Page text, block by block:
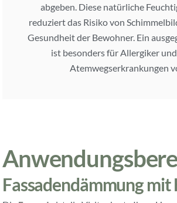
abgeben. Diese natürliche
reduziert das Risiko von
Gesundheit der Bewohner. Ein
ist besonders für Allergiker
Atemwegserkrankungen
Fassadendämmung